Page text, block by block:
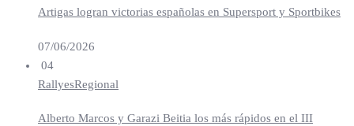
Artigas logran victorias españolas en Supersport y Sportbikes
07/06/2026
04
RallyesRegional
Alberto Marcos y Garazi Beitia los más rápidos en el III